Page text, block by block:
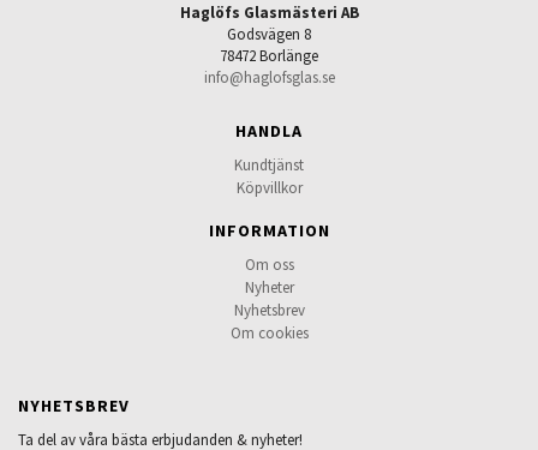
Haglöfs Glasmästeri AB
Godsvägen 8
78472 Borlänge
info@haglofsglas.se
HANDLA
Kundtjänst
Köpvillkor
INFORMATION
Om oss
Nyheter
Nyhetsbrev
Om cookies
NYHETSBREV
Ta del av våra bästa erbjudanden & nyheter!